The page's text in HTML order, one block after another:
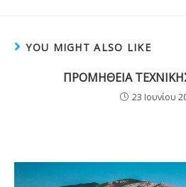
YOU MIGHT ALSO LIKE
ΠΡΟΜΗΘΕΙΑ
23 Ιουνίου